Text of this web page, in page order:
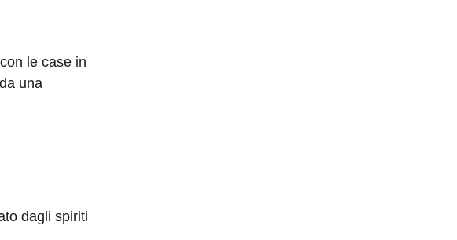
le case in
una
dagli spiriti